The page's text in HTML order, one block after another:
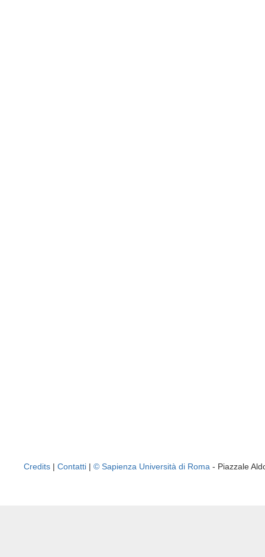
Credits | Contatti | © Sapienza Università di Roma - Piazzale